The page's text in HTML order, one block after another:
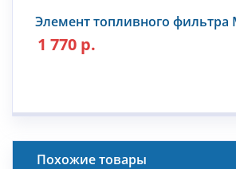
Элемент топливного фильтра
1 770 р.
Похожие товары